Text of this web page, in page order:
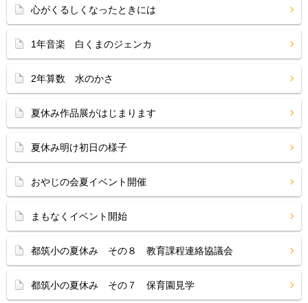
心がくるしくなったときには
1年音楽 白くまのジェンカ
2年算数 水のかさ
夏休み作品展がはじまります
夏休み明け初日の様子
おやじの会夏イベント開催
まもなくイベント開始
都筑小の夏休み その８ 教育課程連絡協議会
都筑小の夏休み その７ 保育園見学